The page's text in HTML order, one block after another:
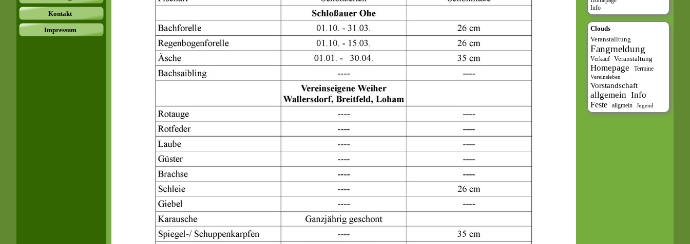
Kontakt
Impressum
Info
Clouds
Veranstalltung
Fangmeldung
Verkauf Veranstaltung
Homepage Termine
Vereinsleben
Vorstandschaft
allgemein Info
Feste allgmein Jugend